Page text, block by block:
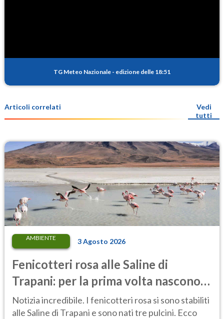
TG Meteo Nazionale - edizione delle 18:51
Articoli correlati
Vedi
tutti
AMBIENTE 3 Agosto 2026
Fenicotteri rosa alle Saline di
Trapani: per la prima volta nascono
tre pulcini nella riserva
Notizia incredibile. I fenicotteri rosa si sono stabiliti
alle Saline di Trapani e sono nati tre pulcini. Ecco